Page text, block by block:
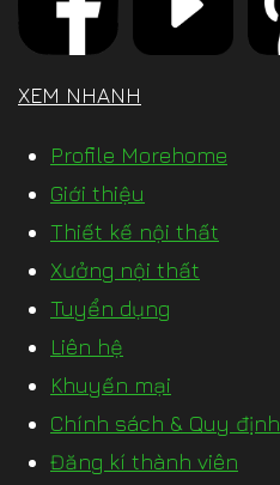
XEM NHANH
Profile Morehome
Giới thiệu
Thiết kế nội thất
Xưởng nội thất
Tuyển dụng
Liên hệ
Khuyến mại
Chính sách & Quy định
Đăng kí thành viên